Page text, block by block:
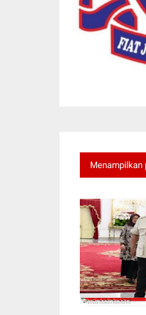
Menampilkan